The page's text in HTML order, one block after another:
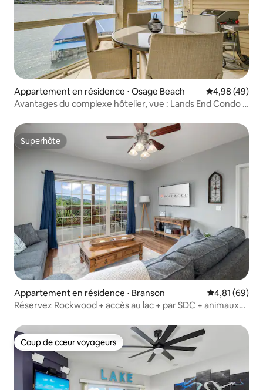
Appartement en résidence ⋅ Osage Beach Évaluation
4,98 (49)
Avantages du complexe hôtelier, vue : Lands End Condo à
Superhôte
Superhôte
Appartement en résidence ⋅ Branson Évaluation
4,81 (69)
Réservez Rockwood + accès au lac + par SDC + animaux
Coup de cœur voyageurs
Coup de cœur voyageurs